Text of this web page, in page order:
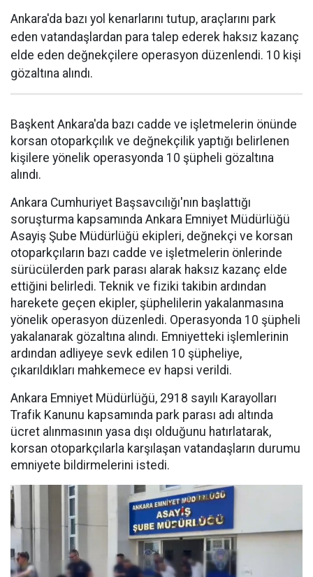
Ankara'da bazı yol kenarlarını tutup, araçlarını park
eden vatandaşlardan para talep ederek haksız kazanç
elde eden değnekçilere operasyon düzenlendi. 10 kişi
gözaltına alındı.
Başkent Ankara'da bazı cadde ve işletmelerin önünde
korsan otoparkçılık ve değnekçilik yaptığı belirlenen
kişilere yönelik operasyonda 10 şüpheli gözaltına
alındı.
Ankara Cumhuriyet Başsavcılığı'nın başlattığı
soruşturma kapsamında Ankara Emniyet Müdürlüğü
Asayiş Şube Müdürlüğü ekipleri, değnekçi ve korsan
otoparkçıların bazı cadde ve işletmelerin önlerinde
sürücülerden park parası alarak haksız kazanç elde
ettiğini belirledi. Teknik ve fiziki takibin ardından
harekete geçen ekipler, şüphelilerin yakalanmasına
yönelik operasyon düzenledi. Operasyonda 10 şüpheli
yakalanarak gözaltına alındı. Emniyetteki işlemlerinin
ardından adliyeye sevk edilen 10 şüpheliye,
çıkarıldıkları mahkemece ev hapsi verildi.
Ankara Emniyet Müdürlüğü, 2918 sayılı Karayolları
Trafik Kanunu kapsamında park parası adı altında
ücret alınmasının yasa dışı olduğunu hatırlatarak,
korsan otoparkçılarla karşılaşan vatandaşların durumu
emniyete bildirmelerini istedi.